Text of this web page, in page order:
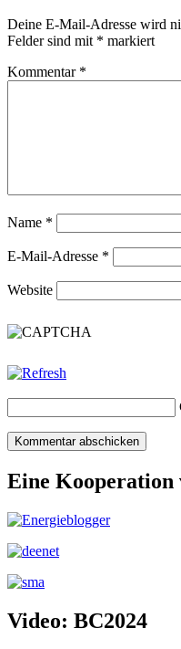
Deine E-Mail-Adresse wird
Felder sind mit * markiert
Kommentar *
Name *
E-Mail-Adresse *
Website
Eine Kooperation
Video: BC2024